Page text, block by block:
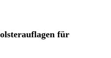
für